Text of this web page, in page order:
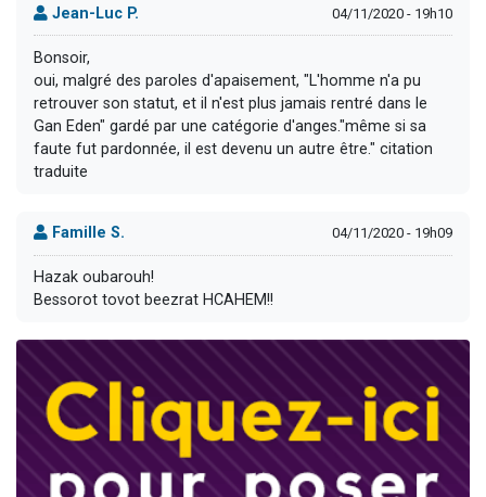
Jean-Luc P. 04/11/2020 - 19h10
Bonsoir,
oui, malgré des paroles d'apaisement, "L'homme n'a pu
retrouver son statut, et il n'est plus jamais rentré dans le
Gan Eden" gardé par une catégorie d'anges."même si sa
faute fut pardonnée, il est devenu un autre être." citation
traduite
Famille S. 04/11/2020 - 19h09
Hazak oubarouh!
Bessorot tovot beezrat HCAHEM!!